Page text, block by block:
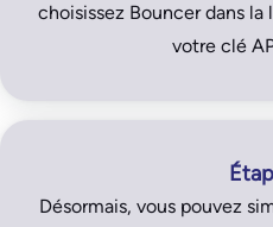
choisissez Bouncer dans
votre clé
Désormais, vous pouvez